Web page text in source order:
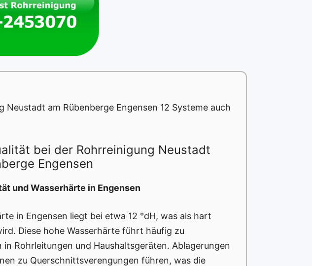
Neustadt am Rübenberge Engensen 12 Systeme auch
bei der Rohrreinigung Neustadt
Engensen
und Wasserhärte in Engensen
in Engensen liegt bei etwa 12 °dH, was als hart
Diese hohe Wasserhärte führt häufig zu
in Rohrleitungen und Haushaltsgeräten. Ablagerungen
zu Querschnittsverengungen führen, was die